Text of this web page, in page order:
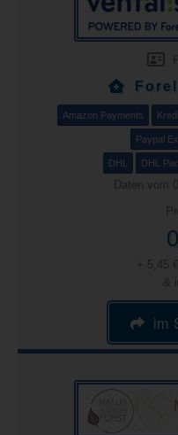
Amazon Payments
Paypal
DHL DHL
Daten vom
+ 5,45
&
im